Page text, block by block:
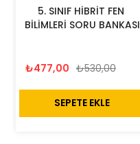
5. SINIF HİBRİT FEN
BİLİMLERİ SORU BANKASI
₺477,00 ₺530,00
SEPETE EKLE